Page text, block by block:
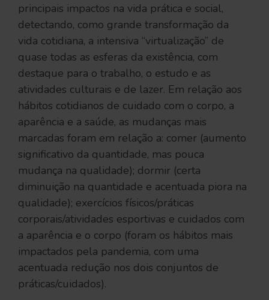
principais impactos na vida prática e social,
detectando, como grande transformação da
vida cotidiana, a intensiva “virtualização” de
quase todas as esferas da existência, com
destaque para o trabalho, o estudo e as
atividades culturais e de lazer. Em relação aos
hábitos cotidianos de cuidado com o corpo, a
aparência e a saúde, as mudanças mais
marcadas foram em relação a: comer (aumento
significativo da quantidade, mas pouca
mudança na qualidade); dormir (certa
diminuição na quantidade e acentuada piora na
qualidade); exercícios físicos/práticas
corporais/atividades esportivas e cuidados com
a aparência e o corpo (foram os hábitos mais
impactados pela pandemia, com uma
acentuada redução nos dois conjuntos de
práticas/cuidados).